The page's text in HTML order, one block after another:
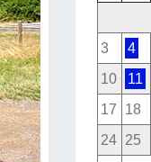
3
4
10
11
17
18
24
25